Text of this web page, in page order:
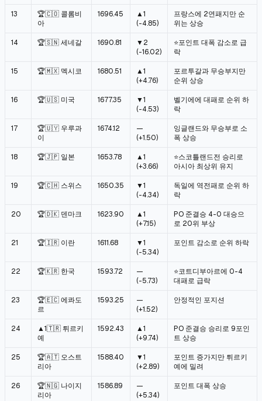
13
🏆🇨🇴 콜롬비
아
1696.45
▲1
(-4.85)
프랑스에 2연패지만 순
위는 상승
14 🏆🇸🇳 세네갈 1690.81
▼2
(-16.02)
⭐포인트 대폭 감소로 급
락
15 🏆🇲🇽 멕시코 1680.51
▲1
(+4.76)
포르투갈과 무승부지만
순위 상승
16 🏆🇺🇸 미국 1677.35
▼1
(-4.53)
벨기에에 대패로 순위 하
락
17
🏆🇺🇾 우루과
이
1674.12
—
(+1.50)
잉글랜드와 무승부로 소
폭 상승
18 🏆🇯🇵 일본 1653.78
▲1
(+3.66)
⭐스코틀랜드전 승리로
아시아 최상위 유지
19 🏆🇨🇭 스위스 1650.35
▼1
(-4.34)
독일에 역전패로 순위 하
락
20 🏆🇩🇰 덴마크 1623.90
▲1
(+7.15)
PO 준결승 4-0 대승으
로 20위 부상
21 🏆🇮🇷 이란 1611.68
▼1
(-5.34)
포인트 감소로 순위 하락
22 🏆🇰🇷 한국 1593.72
—
(-5.73)
⭐코트디부아르에 0-4
대패로 급락
23
🏆🇪🇨 에콰도
르
1593.25
—
(+1.52)
안정적인 포지션
24
▲1🇹🇷 튀르키
예
1592.43
▲1
(+9.74)
PO 준결승 승리로 9포인
트 상승
25
🏆🇦🇹 오스트
리아
1588.40
▼1
(+2.89)
포인트 증가지만 튀르키
예에 밀려
26
🏆🇳🇬 나이지
리아
1586.89
—
(+5.34)
포인트 대폭 상승